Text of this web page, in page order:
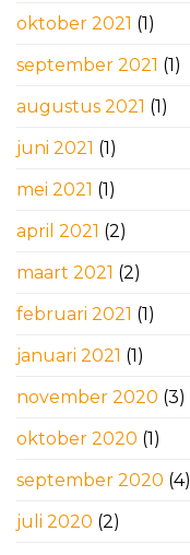
oktober 2021 (1)
september 2021 (1)
augustus 2021 (1)
juni 2021 (1)
mei 2021 (1)
april 2021 (2)
maart 2021 (2)
februari 2021 (1)
januari 2021 (1)
november 2020 (3)
oktober 2020 (1)
september 2020 (4)
juli 2020 (2)